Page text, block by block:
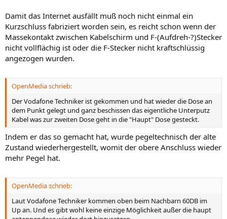
Damit das Internet ausfällt muß noch nicht einmal ein
Kurzschluss fabriziert worden sein, es reicht schon wenn der
Massekontakt zwischen Kabelschirm und F-(Aufdreh-?)Stecker
nicht vollflächig ist oder die F-Stecker nicht kraftschlüssig
angezogen wurden.
OpenMedia schrieb:
Der Vodafone Techniker ist gekommen und hat wieder die Dose an
dem Punkt gelegt und ganz beschissen das eigentliche Unterputz
Kabel was zur zweiten Dose geht in die "Haupt" Dose gesteckt.
Indem er das so gemacht hat, wurde pegeltechnisch der alte
Zustand wiederhergestellt, womit der obere Anschluss wieder
mehr Pegel hat.
OpenMedia schrieb:
Laut Vodafone Techniker kommen oben beim Nachbarn 60DB im
Up an. Und es gibt wohl keine einzige Möglichkeit außer die haupt